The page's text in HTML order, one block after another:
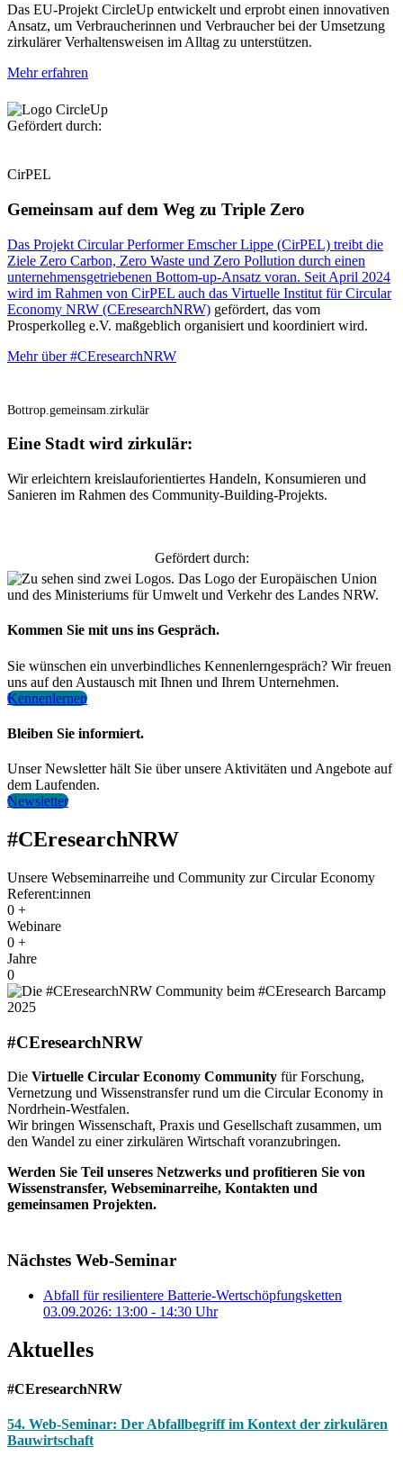
Das EU-Projekt CircleUp entwickelt und erprobt einen innovativen
Ansatz, um Verbraucherinnen und Verbraucher bei der Umsetzung
zirkulärer Verhaltensweisen im Alltag zu unterstützen.
Mehr erfahren
Gefördert durch:
CirPEL
Gemeinsam auf dem Weg zu Triple Zero
Das Projekt Circular Performer Emscher Lippe (CirPEL) treibt die
Ziele Zero Carbon, Zero Waste und Zero Pollution durch einen
unternehmensgetriebenen Bottom-up-Ansatz voran. Seit April 2024
wird im Rahmen von CirPEL auch das Virtuelle Institut für Circular
Economy NRW (CEresearchNRW) gefördert, das vom
Prosperkolleg e.V. maßgeblich organisiert und koordiniert wird.
Mehr über #CEresearchNRW
Bottrop.gemeinsam.zirkulär
Eine Stadt wird zirkulär:
Wir erleichtern kreislauforientiertes Handeln, Konsumieren und
Sanieren im Rahmen des Community-Building-Projekts.
Gefördert durch:
Kommen Sie mit uns ins Gespräch.
Sie wünschen ein unverbindliches Kennenlerngespräch? Wir freuen
uns auf den Austausch mit Ihnen und Ihrem Unternehmen.
Kennenlernen
Bleiben Sie informiert.
Unser Newsletter hält Sie über unsere Aktivitäten und Angebote auf
dem Laufenden.
Newsletter
#CEresearchNRW
Unsere Webseminarreihe und Community zur Circular Economy
Referent:innen
0 +
Webinare
0 +
Jahre
0
#CEresearchNRW
Die Virtuelle Circular Economy Community für Forschung,
Vernetzung und Wissenstransfer rund um die Circular Economy in
Nordrhein-Westfalen.
Wir bringen Wissenschaft, Praxis und Gesellschaft zusammen, um
den Wandel zu einer zirkulären Wirtschaft voranzubringen.
Werden Sie Teil unseres Netzwerks und profitieren Sie von
Wissenstransfer, Webseminarreihe, Kontakten und
gemeinsamen Projekten.
Nächstes Web-Seminar
Abfall für resilientere Batterie-Wertschöpfungsketten
03.09.2026: 13:00 - 14:30 Uhr
Aktuelles
#CEresearchNRW
54. Web-Seminar: Der Abfallbegriff im Kontext der zirkulären
Bauwirtschaft